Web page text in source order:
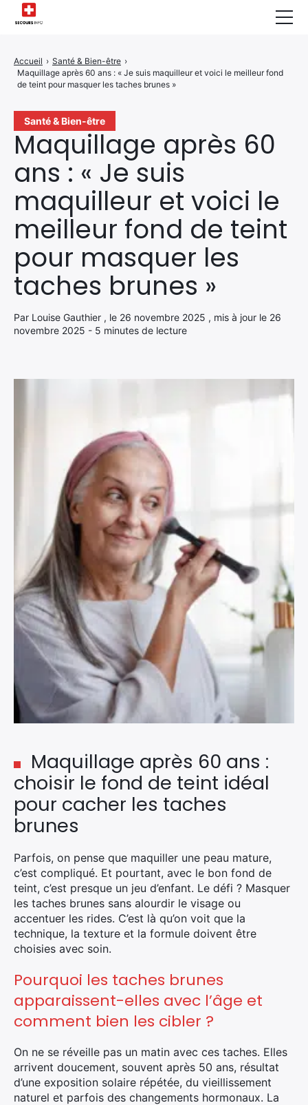
Santé & Bien-être
Maquillage après 60
ans : « Je suis
maquilleur et voici le
meilleur fond de teint
pour masquer les
taches brunes »
Par Louise Gauthier , le 26 novembre 2025 , mis à jour le 26
novembre 2025 - 5 minutes de lecture
Accueil › Santé & Bien-être ›
Maquillage après 60 ans : « Je suis maquilleur et voici le meilleur fond
de teint pour masquer les taches brunes »
Maquillage après 60 ans :
choisir le fond de teint idéal
pour cacher les taches
brunes
Parfois, on pense que maquiller une peau mature,
c’est compliqué. Et pourtant, avec le bon fond de
teint, c’est presque un jeu d’enfant. Le défi ? Masquer
les taches brunes sans alourdir le visage ou
accentuer les rides. C’est là qu’on voit que la
technique, la texture et la formule doivent être
choisies avec soin.
Pourquoi les taches brunes
apparaissent-elles avec l’âge et
comment bien les cibler ?
On ne se réveille pas un matin avec ces taches. Elles
arrivent doucement, souvent après 50 ans, résultat
d’une exposition solaire répétée, du vieillissement
naturel et parfois des changements hormonaux. La
Infos & Conseils
Actualités des Secours
Santé & Bien-être
A propos de Nous
Contactez-nous
Politique de Confidentialité